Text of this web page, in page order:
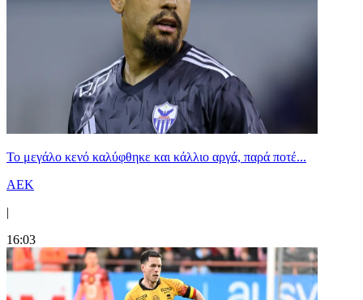
Το μεγάλο κενό καλύφθηκε και κάλλιο αργά, παρά ποτέ...
ΑΕΚ
|
16:03